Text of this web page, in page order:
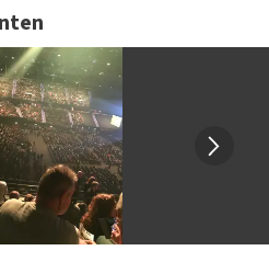
te laten als je geen
Reviews met
worden niet geplaatst.
voordat een review wordt